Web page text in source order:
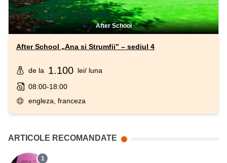
After School
After School „Ana si Strumfii” – sediul 4
de la 1.100 lei/ luna
08:00-18:00
engleza, franceza
ARTICOLE RECOMANDATE
1